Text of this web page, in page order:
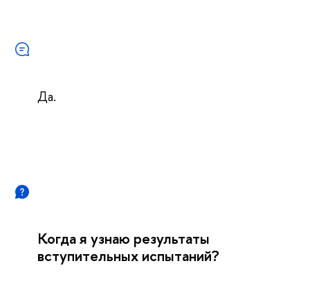
Да.
Когда я узнаю результаты
вступительных испытаний?